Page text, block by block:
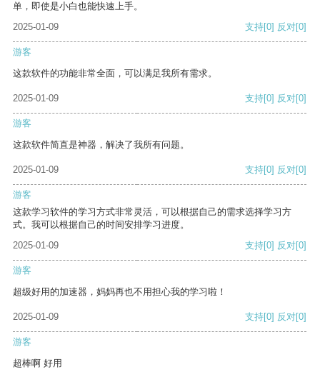
单，即使是小白也能快速上手。
2025-01-09
支持[0] 反对[0]
游客
这款软件的功能非常全面，可以满足我所有需求。
2025-01-09 支持[0] 反对[0]
游客
这款软件简直是神器，解决了我所有问题。
2025-01-09 支持[0] 反对[0]
游客
这款学习软件的学习方式非常灵活，可以根据自己的需求选择学习方
式。我可以根据自己的时间安排学习进度。
2025-01-09
支持[0] 反对[0]
游客
超级好用的加速器，妈妈再也不用担心我的学习啦！
2025-01-09 支持[0] 反对[0]
游客
超棒啊 好用